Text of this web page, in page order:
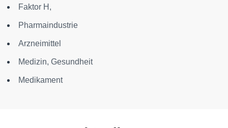
Faktor H,
Pharmaindustrie
Arzneimittel
Medizin, Gesundheit
Medikament